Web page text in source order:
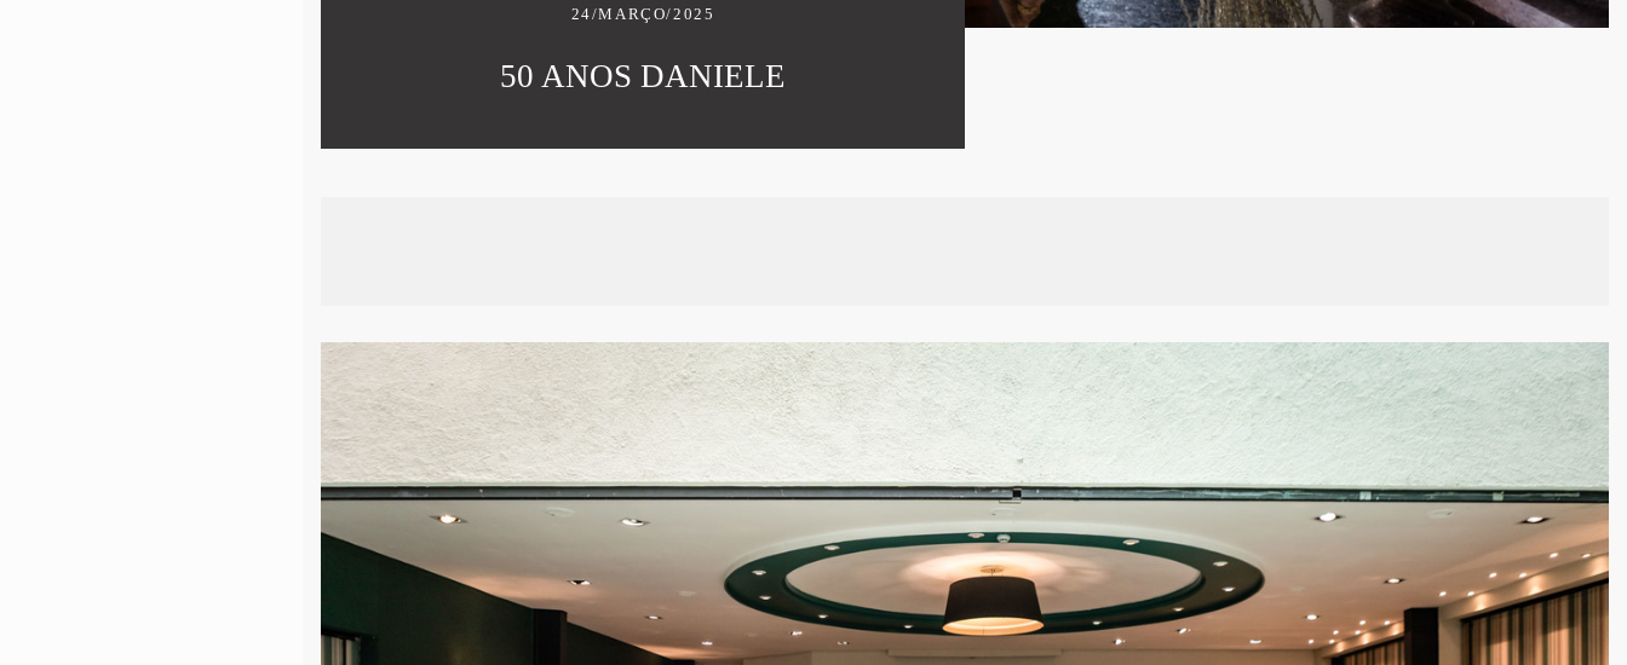
24/MARÇO/2025
50 ANOS DANIELE